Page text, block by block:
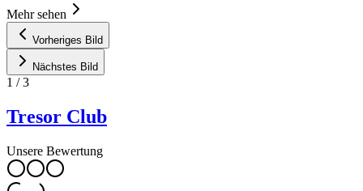
Mehr sehen
Vorheriges Bild
Nächstes Bild
1 /3
Tresor Club
Unsere Bewertung